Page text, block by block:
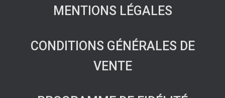
MENTIONS LÉGALES
CONDITIONS GÉNÉRALES DE
VENTE